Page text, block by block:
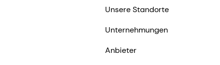
Unsere Standorte
Unternehmungen
Anbieter